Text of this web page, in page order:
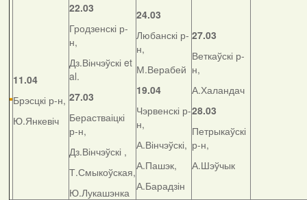
11.04
Брэсцкі р-н,
Ю.Янкевіч
22.03
Гродзенскі р-
н,
Дз.Вінчэўскі et
al.
27.03
Берастваіцкі
р-н,
Дз.Вінчэўскі ,
Т.Смыкоўская,
Ю.Лукашэнка
24.03
Любанскі р-
н,
М.Верабей
19.04
Чэрвенскі р-
н,
А.Вінчэўскі,
А.Пашэк,
А.Барадзін
27.03
Веткаўскі р-
н,
А.Халандач
28.03
Петрыкаўскі
р-н,
А.Шэўчык